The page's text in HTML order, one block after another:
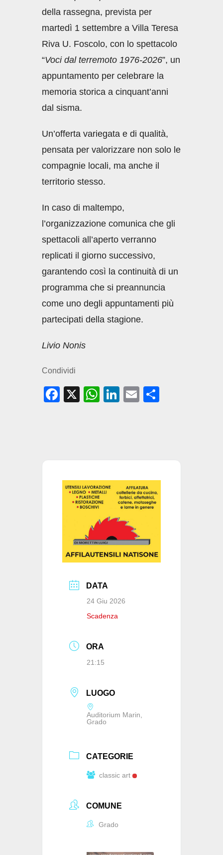
della rassegna, prevista per
martedì 1 settembre a Villa Teresa
Riva U. Foscolo, con lo spettacolo
“Voci dal terremoto 1976-2026”, un
appuntamento per celebrare la
memoria storica a cinquant’anni
dal sisma.
Un’offerta variegata e di qualità,
pensata per valorizzare non solo le
compagnie locali, ma anche il
territorio stesso.
In caso di maltempo,
l’organizzazione comunica che gli
spettacoli all’aperto verranno
replicati il giorno successivo,
garantendo così la continuità di un
programma che si preannuncia
come uno degli appuntamenti più
partecipati della stagione.
Livio Nonis
Condividi
F
b
o
X
W
A
p
Li
dI
E
vi
DATA
24 Giu 2026
Scadenza
ORA
21:15
LUOGO
Auditorium Marin,
Grado
CATEGORIE
classic art
COMUNE
Grado